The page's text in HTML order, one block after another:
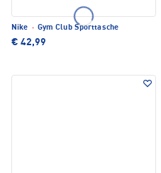
Nike · Gym Club Sporttasche
€ 42,99